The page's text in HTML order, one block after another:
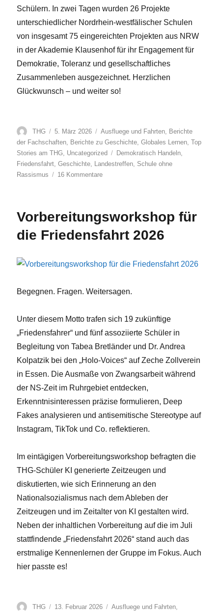
Schülern. In zwei Tagen wurden 26 Projekte
unterschiedlicher Nordrhein-westfälischer Schulen
von insgesamt 75 eingereichten Projekten aus NRW
in der Akademie Klausenhof für ihr Engagement für
Demokratie, Toleranz und gesellschaftliches
Zusammenleben ausgezeichnet. Herzlichen
Glückwunsch – und weiter so!
Autor
THG
Veröffentlicht
am
5. März 2026 Kategorien
Ausfluege und Fahrten, Berichte
der Fachschaften, Berichte zu Geschichte,Globales Lernen,Top
Stories am THG, Uncategorized Schlagwörter
Demokratisch Handeln,
Friedensfahrt,Geschichte, Landestreffen, Schule ohne
Rassismus
16 Kommentarezu
Vorbereitungsworkshop für
die Friedensfahrt 2026
Begegnen. Fragen. Weitersagen.
Unter diesem Motto trafen sich 19 zukünftige
„Friedensfahrer“ und fünf assoziierte Schüler in
Begleitung von Tabea Bretländer und Dr. Andrea
Kolpatzik bei den „Holo-Voices“ auf Zeche Zollverein
in Essen. Die Ausmaße von Zwangsarbeit während
der NS-Zeit im Ruhrgebiet entdecken,
Erkenntnisinteressen präzise formulieren, Deep
Fakes analysieren und antisemitische Stereotype auf
Instagram, TikTok und Co. reflektieren.
Im eintägigen Vorbereitungsworkshop befragten die
THG-Schüler KI generierte Zeitzeugen und
diskutierten, wie sich Erinnerung an den
Nationalsozialismus nach dem Ableben der
Zeitzeugen und im Zeitalter von KI gestalten wird.
Neben der inhaltlichen Vorbereitung auf die im Juli
stattfindende „Friedensfahrt 2026“ stand auch das
erstmalige Kennenlernen der Gruppe im Fokus. Auch
hier passte es!
Autor
THG Veröffentlicht
13. Februar 2026 Kategorien
Ausfluege und Fahrten,